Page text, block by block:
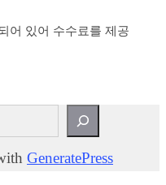
어 있어 수수료를 제공
GeneratePress